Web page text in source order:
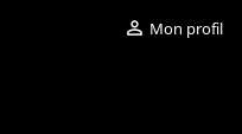
 Mon profil